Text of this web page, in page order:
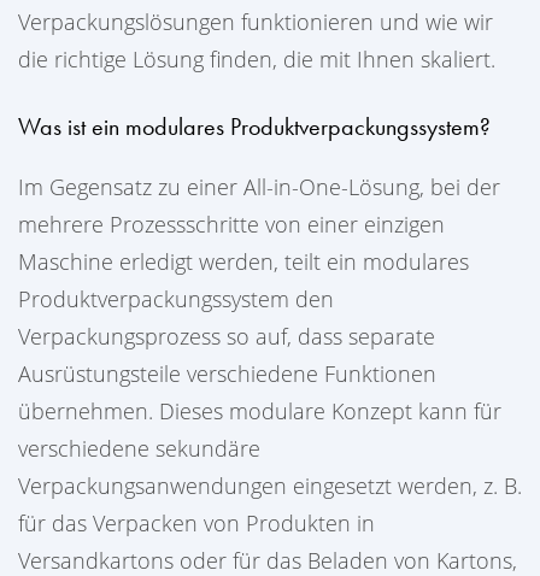
Verpackungslösungen funktionieren und wie wir
die richtige Lösung finden, die mit Ihnen skaliert.
Was ist ein modulares Produktverpackungssystem?
Im Gegensatz zu einer All-in-One-Lösung, bei der
mehrere Prozessschritte von einer einzigen
Maschine erledigt werden, teilt ein modulares
Produktverpackungssystem den
Verpackungsprozess so auf, dass separate
Ausrüstungsteile verschiedene Funktionen
übernehmen. Dieses modulare Konzept kann für
verschiedene sekundäre
Verpackungsanwendungen eingesetzt werden, z. B.
für das Verpacken von Produkten in
Versandkartons oder für das Beladen von Kartons,